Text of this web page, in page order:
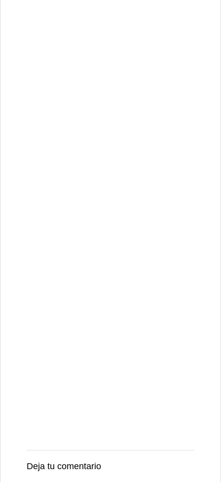
Deja tu comentario